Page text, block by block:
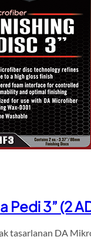
3” (2
tasarlanan DA